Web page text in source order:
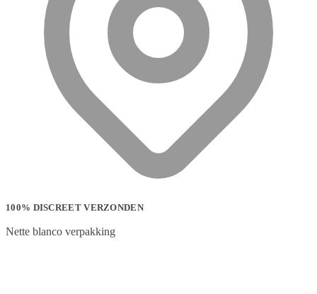
100% DISCREET VERZONDEN
Nette blanco verpakking